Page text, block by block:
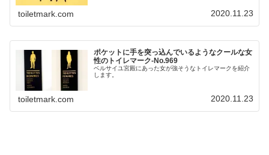
toiletmark.com 2020.11.23
ポケットに手を突っ込んでいるようなクールな女
性のトイレマーク‐No.969
ベルサイユ宮殿にあった女が強そうなトイレマークを紹介
します。
toiletmark.com 2020.11.23